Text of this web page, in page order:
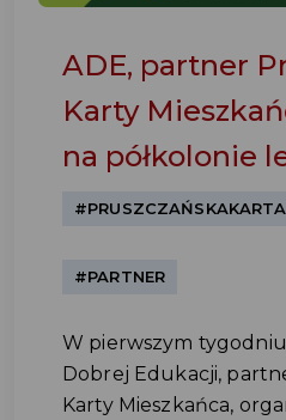
ADE, partner
Karty
na półkolonie
#PARTNER
W pierwszym
Dobrej Edukacji,
Karty Mieszkańca,